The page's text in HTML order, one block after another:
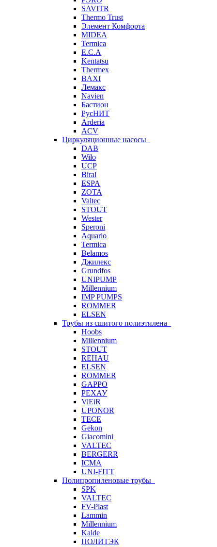
SAVITR
Thermo Trust
Элемент Комфорта
MIDEA
Termica
E.C.A
Kentatsu
Thermex
BAXI
Лемакс
Navien
Бастион
РусНИТ
Arderia
ACV
Циркуляционные насосы
DAB
Wilo
UCP
Biral
ESPA
ZOTA
Valtec
STOUT
Wester
Speroni
Aquario
Termica
Belamos
Джилекс
Grundfos
UNIPUMP
Millennium
IMP PUMPS
ROMMER
ELSEN
Трубы из сшитого полиэтилена
Hoobs
Millennium
STOUT
REHAU
ELSEN
ROMMER
GAPPO
РЕХАУ
ViEiR
UPONOR
TECE
Gekon
Giacomini
VALTEC
BERGERR
ICMA
UNI-FITT
Полипропиленовые трубы
SPK
VALTEC
FV-Plast
Lammin
Millennium
Kalde
ПОЛИТЭК